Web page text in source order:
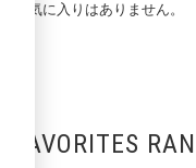
お気に入りはありません。
FAVORITES